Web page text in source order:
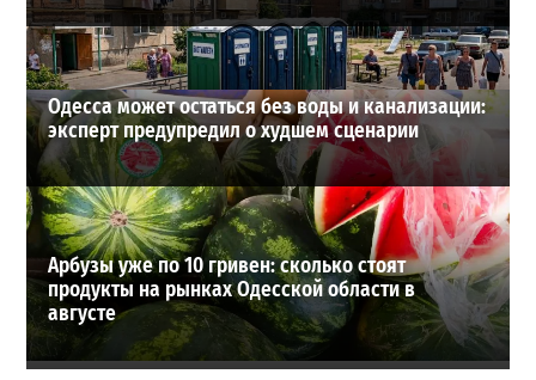
Одесса может остаться без воды и канализации:
эксперт предупредил о худшем сценарии
Арбузы уже по 10 гривен: сколько стоят
продукты на рынках Одесской области в
августе